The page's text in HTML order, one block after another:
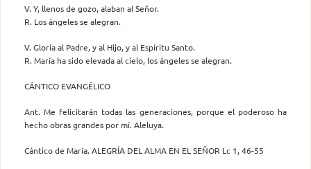
V. Y, llenos de gozo, alaban al Señor.
R. Los ángeles se alegran.
V. Gloria al Padre, y al Hijo, y al Espíritu Santo.
R. María ha sido elevada al cielo, los ángeles se alegran.
CÁNTICO EVANGÉLICO
Ant. Me felicitarán todas las generaciones, porque el poderoso ha
hecho obras grandes por mí. Aleluya.
Cántico de María. ALEGRÍA DEL ALMA EN EL SEÑOR Lc 1, 46-55